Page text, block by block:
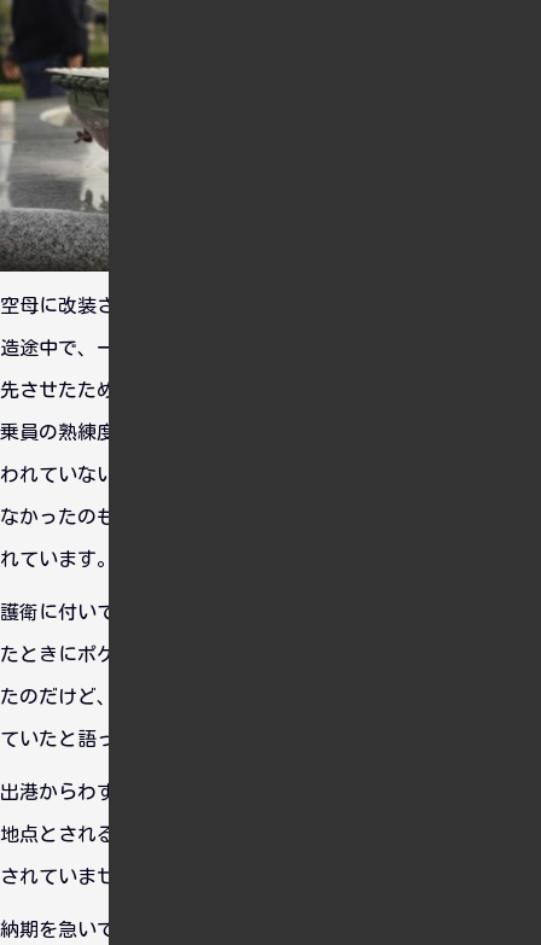
空母に改装された信濃ですが、艤装はもちろんのこと内部も建
造途中で、一応自走出来る状態だったみたいですね。工期を優
先させたため、船体の至る所に不具合があったようです。また
乗員の熟練度も高くなく、防水ハッチを閉める訓練もろくに行
われていないうえに、船内の構造について精通している人がい
なかったのもダメージコントロールの失敗につながったといわ
れています。
護衛に付いていた雪風に救助された元乗組員の人は、救助され
たときにポケットに入れていた写真がその時は重油まみれだっ
たのだけど、年月の経過し気がついたらその写真は汚れが落ち
ていたと語ってくれたそうです。
出港からわずか１７時間で沈められた巨大空母信濃・・・沈没
地点とされる海域の深度は深いようで、未だに沈没場所は特定
されていません。
納期を急いで突貫でつくって運用で失敗する・・・あ、これ前